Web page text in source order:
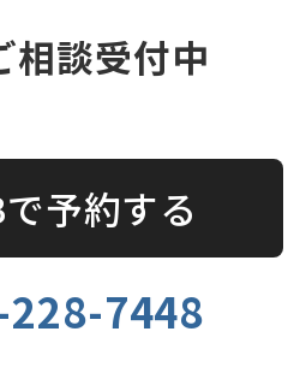
相談受付中
予約する
7448